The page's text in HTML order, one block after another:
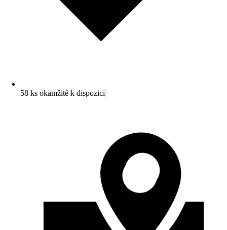
58 ks okamžitě k dispozici